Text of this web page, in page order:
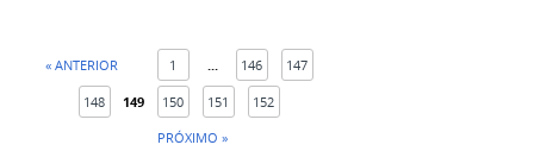
« ANTERIOR 1 146 147
148 149 150 151
152
PRÓXIMO »